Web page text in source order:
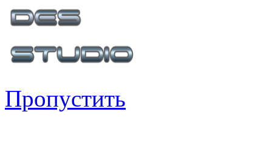
Пропустить